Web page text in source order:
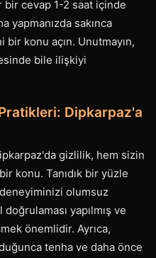
cevap 1-2 saat içinde
yapmanızda sakınca
konu açın. Unutmayın,
bile ilişkiyi
Dipkarpaz'a
gizlilik, hem sizin
konu. Tanıdık bir yüzle
olumsuz
yapılmış ve
önemlidir. Ayrıca,
tenha ve daha önce